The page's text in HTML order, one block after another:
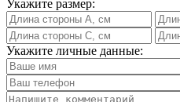
Укажите размер:
Укажите личные данные: